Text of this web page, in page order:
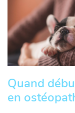
Quand
en